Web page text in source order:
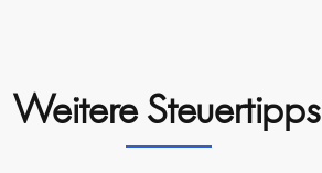
Weitere Steuertipps